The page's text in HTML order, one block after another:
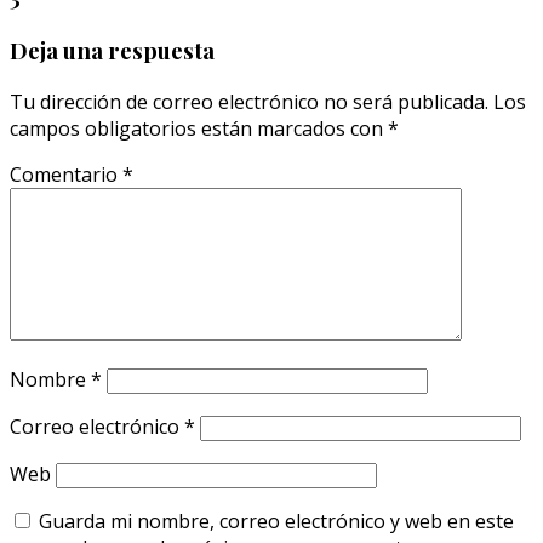
Deja una respuesta
Tu dirección de correo electrónico no será publicada. Los
campos obligatorios están marcados con *
Comentario *
Nombre *
Correo electrónico *
Web
Guarda mi nombre, correo electrónico y web en este